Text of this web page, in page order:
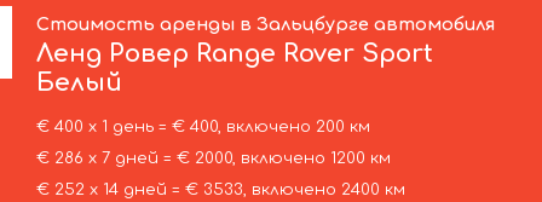
Стоимость аренды в Зальцбурге автомобиля
Ленд Ровер Range Rover Sport
Белый
€ 400 х 1 день = € 400, включено 200 км
€ 286 х 7 дней = € 2000, включено 1200 км
€ 252 х 14 дней = € 3533, включено 2400 км